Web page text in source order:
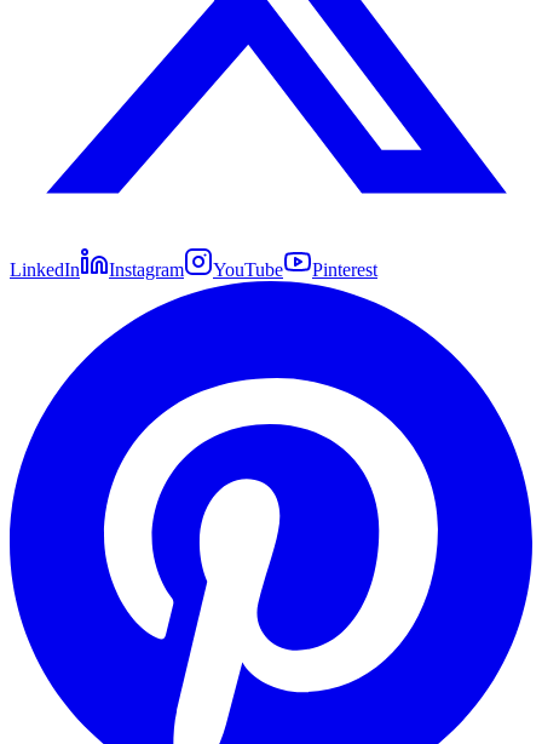
LinkedIn Instagram YouTube Pinterest